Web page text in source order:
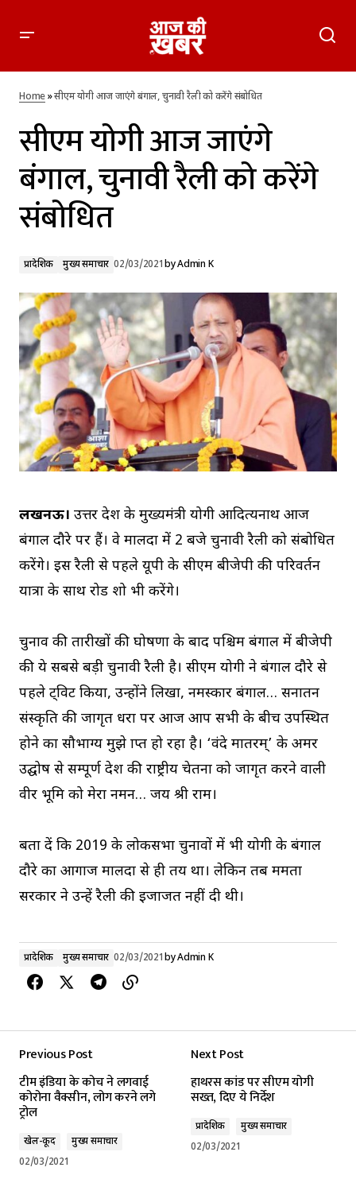
सीएम योगी आज जाएंगे बंगाल, चुनावी रैली को करेंगे संबोधित
Home»सीएम योगी आज जाएंगे बंगाल, चुनावी रैली को करेंगे संबोधित
सीएम योगी आज जाएंगे
बंगाल, चुनावी रैली को करेंगे
संबोधित
प्रादेशिक मुख्य समाचार 02/03/2021byAdmin K
लखनऊ। उत्तर प्रदेश के मुख्यमंत्री योगी आदित्यनाथ आज
बंगाल दौरे पर हैं। वे मालदा में 2 बजे चुनावी रैली को संबोधित
करेंगे। इस रैली से पहले यूपी के सीएम बीजेपी की परिवर्तन
यात्रा के साथ रोड शो भी करेंगे।
चुनाव की तारीखों की घोषणा के बाद पश्चिम बंगाल में बीजेपी
की ये सबसे बड़ी चुनावी रैली है। सीएम योगी ने बंगाल दौरे से
पहले ट्विट किया, उन्होंने लिखा, नमस्कार बंगाल… सनातन
संस्कृति की जागृत धरा पर आज आप सभी के बीच उपस्थित
होने का सौभाग्य मुझे प्राप्त हो रहा है। ‘वंदे मातरम्’ के अमर
उद्घोष से सम्पूर्ण देश की राष्ट्रीय चेतना को जागृत करने वाली
वीर भूमि को मेरा नमन… जय श्री राम।
बता दें कि 2019 के लोकसभा चुनावों में भी योगी के बंगाल
दौरे का आगाज मालदा से ही तय था। लेकिन तब ममता
सरकार ने उन्हें रैली की इजाजत नहीं दी थी।
प्रादेशिक मुख्य समाचार 02/03/2021byAdmin K
Previous Post
टीम इंडिया के कोच ने लगवाई
कोरोना वैक्सीन, लोग करने लगे
ट्रोल
खेल-कूद
मुख्य समाचार
02/03/2021
Next Post
हाथरस कांड पर सीएम योगी
सख्त, दिए ये निर्देश
प्रादेशिक
मुख्य समाचार
02/03/2021